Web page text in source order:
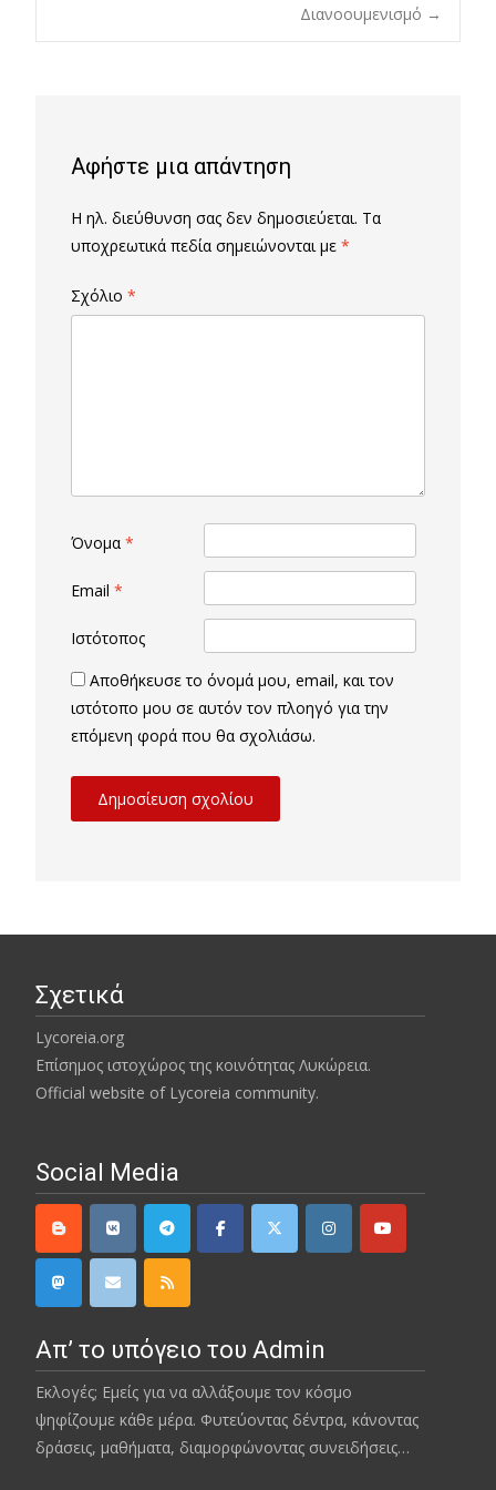
navigation
Διανοουμενισμό →
Αφήστε μια απάντηση
Η ηλ. διεύθυνση σας δεν δημοσιεύεται. Τα
υποχρεωτικά πεδία σημειώνονται με *
Σχόλιο *
Όνομα *
Email *
Ιστότοπος
Αποθήκευσε το όνομά μου, email, και τον
ιστότοπο μου σε αυτόν τον πλοηγό για την
επόμενη φορά που θα σχολιάσω.
Σχετικά
Lycoreia.org
Επίσημος ιστοχώρος της κοινότητας Λυκώρεια.
Official website of Lycoreia community.
Social Media
Απ’ το υπόγειο του Admin
Εκλογές; Εμείς για να αλλάξουμε τον κόσμο
ψηφίζουμε κάθε μέρα. Φυτεύοντας δέντρα, κάνοντας
δράσεις, μαθήματα, διαμορφώνοντας συνειδήσεις…